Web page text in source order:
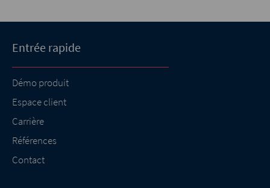
Entrée rapide
Démo produit
Espace client
Carrière
Références
Contact